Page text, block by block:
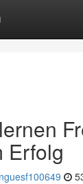
Erfolg